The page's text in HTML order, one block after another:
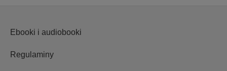
Ebooki i audiobooki
Regulaminy